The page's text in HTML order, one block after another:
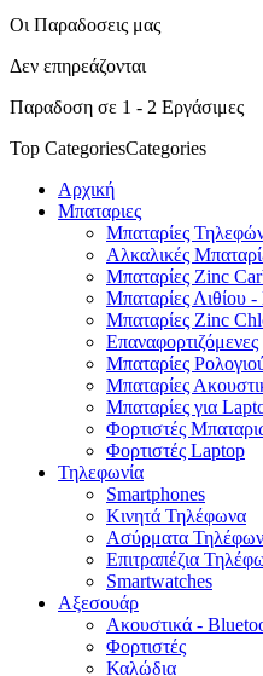
Οι Παραδοσεις μας
Δεν επηρεάζονται
Παραδοση σε 1 - 2 Εργάσιμες
Top CategoriesCategories
Αρχική
Μπαταριες
Μπαταρίες
Αλκαλικές
Μπαταρίες Zinc
Μπαταρίες Λιθίου
Μπαταρίες Zinc
Επαναφορτιζόμενες
Μπαταρίες
Μπαταρίες
Μπαταρίες για
Φορτιστές
Φορτιστές Laptop
Τηλεφωνία
Smartphones
Κινητά Τηλέφωνα
Ασύρματα
Επιτραπέζια
Smartwatches
Αξεσουάρ
Ακουστικά -
Φορτιστές
Καλώδια